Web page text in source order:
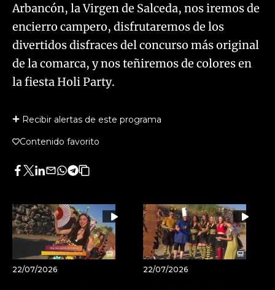
Arbancón, la Virgen de Salceda, nos iremos de
encierro campero, disfrutaremos de los
divertidos disfraces del concurso más original
de la comarca, y nos teñiremos de colores en
la fiesta Holi Party.
Recibir alertas de este programa
Contenido favorito
Facebook
Twitter
LinkedIn
Enviar
Whatsapp
Telegram
Copiar
artículo
22/07/2026 22/07/2026